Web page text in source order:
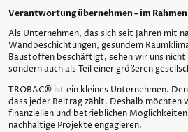
Verantwortung übernehmen – im
Als Unternehmen, das sich seit Jahren mit
Wandbeschichtungen, gesundem
Baustoffen beschäftigt, sehen wir uns
sondern auch als Teil einer größeren
TROBAC® ist ein kleines Unternehmen.
dass jeder Beitrag zählt. Deshalb möchten
finanziellen und betrieblichen
nachhaltige Projekte engagieren.